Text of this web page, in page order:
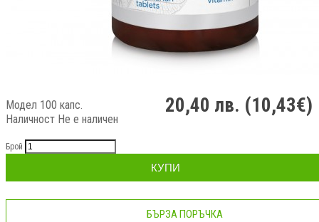
Модел 100 капс.
Наличност Не е наличен
20,40 лв. (10,43€)
Брой
КУПИ
БЪРЗА ПОРЪЧКА